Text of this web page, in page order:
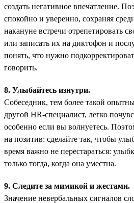
создать негативное впечатление.
спокойно и уверенно, сохраняя
накануне встречи отрепетировать
или записать их на диктофон и
понять, что нужно
говорить.
8. Улыбайтесь изнутри.
Собеседник, тем более такой
другой HR-специалист, легко
особенно если вы волнуетесь.
на позитив: сделайте так, чтобы
время важно не перестараться:
только тогда, когда она уместна.
9. Следите за мимикой и жестами.
Значение невербальных сигналов